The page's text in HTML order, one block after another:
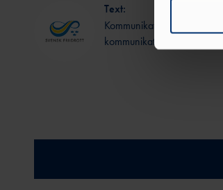
till de
med
Text:
Kommunikationsavdelningen
kommunikation@friidrott.se